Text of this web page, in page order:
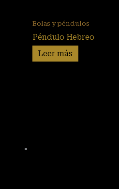
Bolas y péndulos
Péndulo Hebreo
Leer más